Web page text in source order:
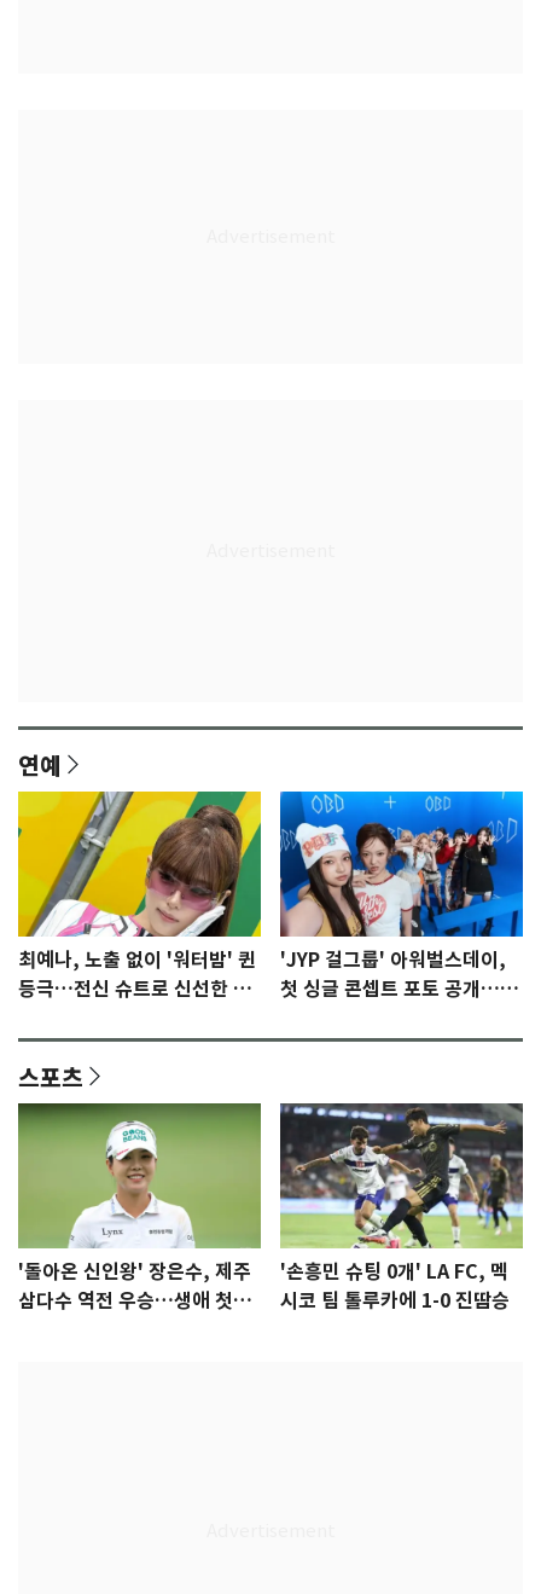
연예
최예나, 노출 없이 '워터밤' 퀸
등극…전신 슈트로 신선한 충
'JYP 걸그룹' 아워벌스데이,
첫 싱글 콘셉트 포토 공개…청
스포츠
'돌아온 신인왕' 장은수, 제주
삼다수 역전 우승…생애 첫승
'손흥민 슈팅 0개' LA FC, 멕
시코 팀 톨루카에 1-0 진땀승